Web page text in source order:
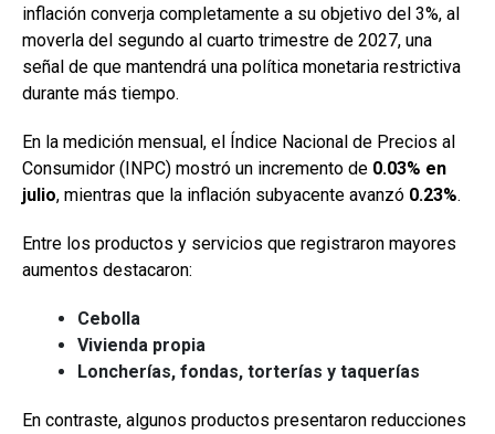
inflación converja completamente a su objetivo del 3%, al
moverla del segundo al cuarto trimestre de 2027, una
señal de que mantendrá una política monetaria restrictiva
durante más tiempo.
En la medición mensual, el Índice Nacional de Precios al
Consumidor (INPC) mostró un incremento de 0.03% en
julio, mientras que la inflación subyacente avanzó 0.23%.
Entre los productos y servicios que registraron mayores
aumentos destacaron:
Cebolla
Vivienda propia
Loncherías, fondas, torterías y taquerías
En contraste, algunos productos presentaron reducciones